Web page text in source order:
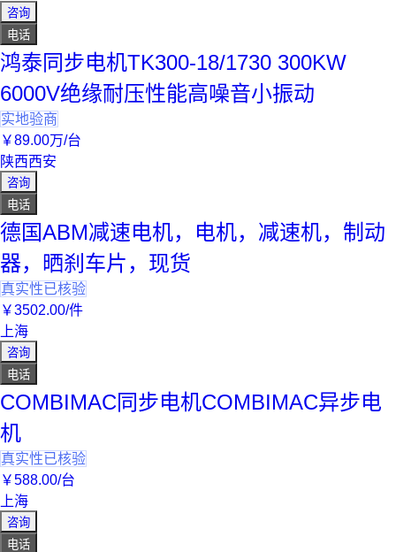
咨询
电话
鸿泰同步电机TK300-18/1730 300KW
6000V绝缘耐压性能高噪音小振动
实地验商
￥89.00万/台
陕西西安
咨询
电话
德国ABM减速电机，电机，减速机，制动
器，晒刹车片，现货
真实性已核验
￥3502.00/件
上海
咨询
电话
COMBIMAC同步电机COMBIMAC异步电
机
真实性已核验
￥588.00/台
上海
咨询
电话